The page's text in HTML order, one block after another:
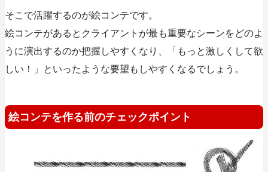
そこで活躍するのが絵コンテです。
絵コンテがあるとクライアントが最も重要なシーンをどのよ
うに演出するのか把握しやすくなり、「もっと激しくして欲
しい！」といったような要望もしやすくなるでしょう 。
絵コンテを作る前のチェックポイント